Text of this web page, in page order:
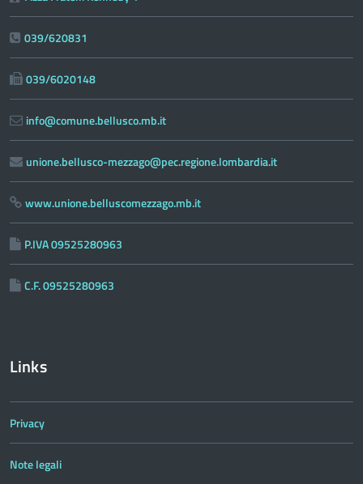
039/620831
039/6020148
info@comune.bellusco.mb.it
unione.bellusco-mezzago@pec.regione.lombardia.it
www.unione.belluscomezzago.mb.it
P.IVA 09525280963
C.F. 09525280963
Links
Privacy
Note legali